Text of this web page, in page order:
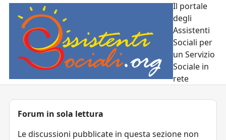
Il portale
degli
Assistenti
Sociali per
un Servizio
Sociale in
rete
Forum in sola lettura
Le discussioni pubblicate in questa sezione non